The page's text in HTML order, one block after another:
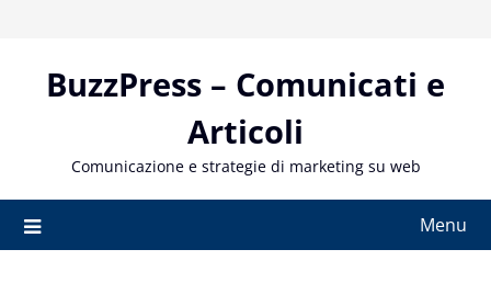
contentBuzzPress – Comunicati e
Articoli
Comunicazione e strategie di marketing su web
Menu